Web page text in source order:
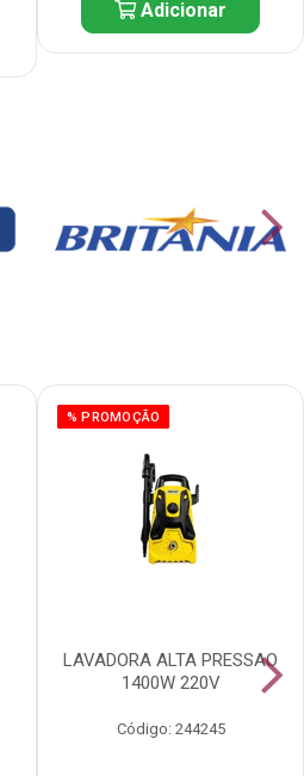
Adicionar
% PROMOÇÃO
LAVADORA ALTA PRESSAO
1400W 220V
Código: 244245